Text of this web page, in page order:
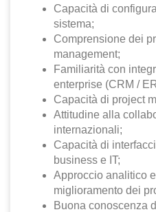
Capacità di
sistema;
Comprensione dei
management;
Familiarità con
enterprise (CRM /
Capacità di project
Attitudine alla
internazionali;
Capacità di
business e IT;
Approccio analitico
miglioramento dei
Buona conoscenza